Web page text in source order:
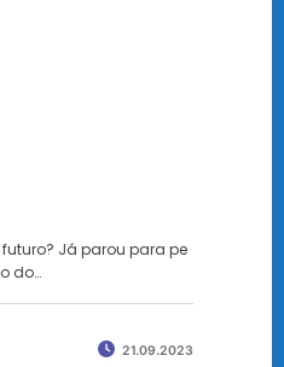
Já parou para pe
do…
21.09.2023